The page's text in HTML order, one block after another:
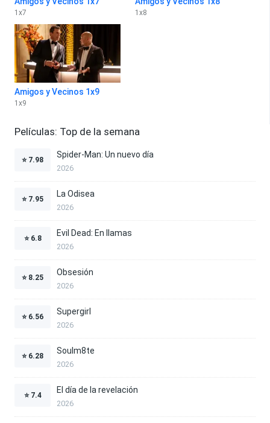
1 x7 1 x8
Amigos y Vecinos 1x9
1 x9
Películas: Top de la semana
⭐ 7.98
Spider-Man: Un nuevo día
2026
⭐ 7.95
La Odisea
2026
⭐ 6.8
Evil Dead: En llamas
2026
⭐ 8.25
Obsesión
2026
⭐ 6.56
Supergirl
2026
⭐ 6.28
Soulm8te
2026
⭐ 7.4
El día de la revelación
2026